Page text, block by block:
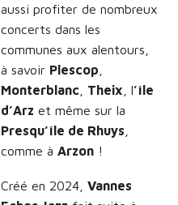
aussi profiter de nombreux
concerts dans les
communes aux alentours,
à savoir Plescop
Monterblanc
Theix , l’île
d’Arz et même sur la
Presqu’île de Rhuys
comme à Arzon!
Créé en 2024, Vannes